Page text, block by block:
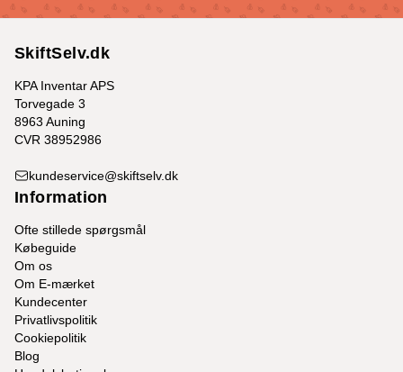
SkiftSelv.dk
KPA Inventar APS
Torvegade 3
8963 Auning
CVR 38952986
kundeservice@skiftselv.dk
Information
Ofte stillede spørgsmål
Købeguide
Om os
Om E-mærket
Kundecenter
Privatlivspolitik
Cookiepolitik
Blog